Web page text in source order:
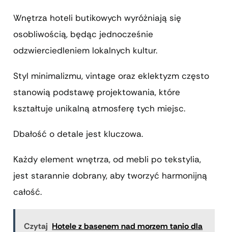
Wnętrza hoteli butikowych wyróżniają się
osobliwością, będąc jednocześnie
odzwierciedleniem lokalnych kultur.
Styl minimalizmu, vintage oraz eklektyzm często
stanowią podstawę projektowania, które
kształtuje unikalną atmosferę tych miejsc.
Dbałość o detale jest kluczowa.
Każdy element wnętrza, od mebli po tekstylia,
jest starannie dobrany, aby tworzyć harmonijną
całość.
Czytaj Hotele z basenem nad morzem tanio dla